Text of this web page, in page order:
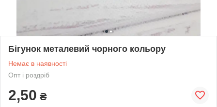
Бігунок металевий чорного кольору
Немає в наявності
Опт і роздріб
2,50 ₴